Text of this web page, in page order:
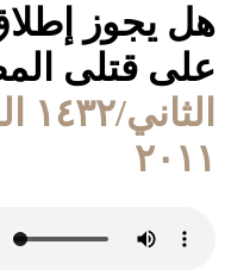
هل يجوز
على قتلى
٢٠١١